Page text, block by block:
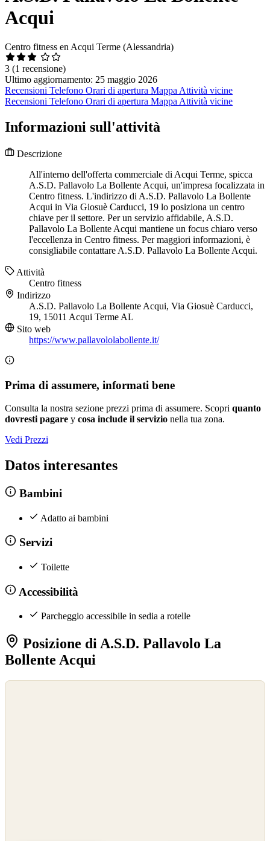
Acqui
Centro fitness en Acqui Terme (Alessandria)
3 (1 recensione)
Ultimo aggiornamento: 25 maggio 2026
Recensioni Telefono Orari di apertura Mappa Attività vicine
Recensioni Telefono Orari di apertura Mappa Attività vicine
Informazioni sull'attività
Descrizione
All'interno dell'offerta commerciale di Acqui Terme, spicca
A.S.D. Pallavolo La Bollente Acqui, un'impresa focalizzata in
Centro fitness. L'indirizzo di A.S.D. Pallavolo La Bollente
Acqui in Via Giosuè Carducci, 19 lo posiziona un centro
chiave per il settore. Per un servizio affidabile, A.S.D.
Pallavolo La Bollente Acqui mantiene un focus chiaro verso
l'eccellenza in Centro fitness. Per maggiori informazioni, è
consigliabile contattare A.S.D. Pallavolo La Bollente Acqui.
Attività
Centro fitness
Indirizzo
A.S.D. Pallavolo La Bollente Acqui, Via Giosuè Carducci,
19, 15011 Acqui Terme AL
Sito web
https://www.pallavololabollente.it/
Prima di assumere, informati bene
Consulta la nostra sezione prezzi prima di assumere. Scopri quanto
dovresti pagare y cosa include il servizio nella tua zona.
Vedi Prezzi
Datos interesantes
Bambini
Adatto ai bambini
Servizi
Toilette
Accessibilità
Parcheggio accessibile in sedia a rotelle
Posizione di A.S.D. Pallavolo La
Bollente Acqui